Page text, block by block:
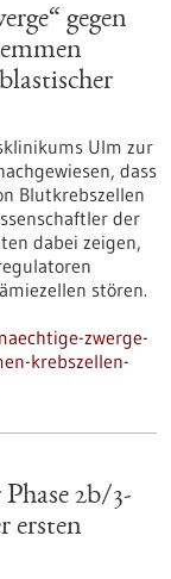
gegen
Ulm zur
dass
Blutkrebszellen
der
dabei zeigen,
stören.
zwerge-
krebszellen-
2b/3-
ersten